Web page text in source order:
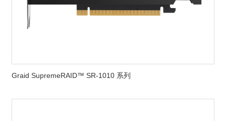
Graid SupremeRAID™ SR-1010 系列